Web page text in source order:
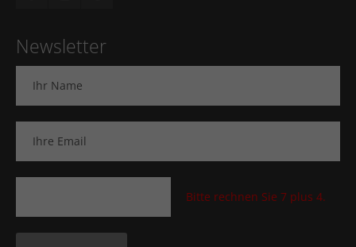
Newsletter
Bitte rechnen Sie 7 plus 4.